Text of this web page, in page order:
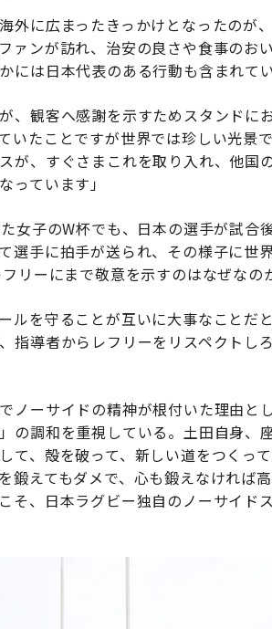
外に広まったきっかけとなったのが
ァンが訪れ、治安の良さや食事のお
には日本代表のある行動も含まれて
、観客へ感謝を示すためスタンド
いたことですが世界では珍しい光景
が、すぐさまこれを取り入れ、他国
っています」
女子のW杯でも、日本の選手が試合
選手に拍手が送られ、その様子に世
リーにまで敬意を示すのはなぜなの
ルを守ることが互いに大事なことだ
指導者からレフリーをリスペクトし
ノーサイドの精神が根付いた理由と
の調和を重視している。土田自身、
て、殻を破って、新しい道をつくっ
鍛えてもダメで、心も鍛えなければ
そ、日本ラグビー独自のノーサイド